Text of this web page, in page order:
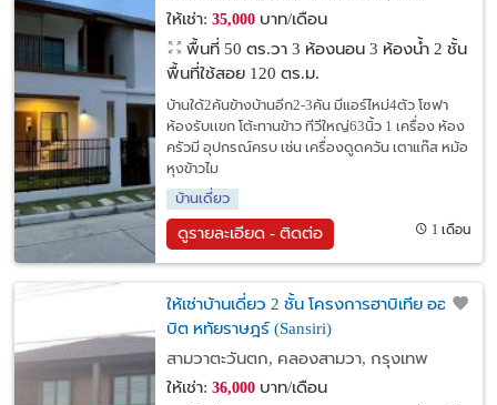
ให้เช่า: 35,000บาท/เดือน
พื้นที่ 50 ตร.วา 3 ห้องนอน 3 ห้องน้ำ 2 ชั้น
พื้นที่ใช้สอย 120 ตร.ม.
บ้านใด้2คันข้างบ้านอีก2-3คัน มีแอร์ไหม่4ตัว โซฟา
ห้องรับเเขก โต้ะทานข้าว ทีวีใหญ่63นิ้ว 1 เครื่อง ห้อง
ครัวมี อุปกรณ์ครบ เช่น เครื่องดูดควัน เตาแก๊ส หม้อ
หุงข้าวไม
บ้านเดี่ยว
ดูรายละเอียด - ติดต่อ 1 เดือน
ให้เช่าบ้านเดี่ยว 2 ชั้น โครงการฮาบิเทีย ออร์
บิต หทัยราษฎร์ (Sansiri)
สามวาตะวันตก, คลองสามวา, กรุงเทพ
ให้เช่า: 36,000บาท/เดือน